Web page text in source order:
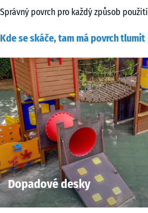
Správný povrch pro každý způsob použití
Kde se skáče, tam má povrch tlumit
Dopadové desky